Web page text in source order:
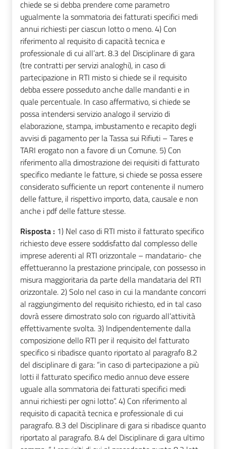
chiede se si debba prendere come parametro
ugualmente la sommatoria dei fatturati specifici medi
annui richiesti per ciascun lotto o meno. 4) Con
riferimento al requisito di capacità tecnica e
professionale di cui all’art. 8.3 del Disciplinare di gara
(tre contratti per servizi analoghi), in caso di
partecipazione in RTI misto si chiede se il requisito
debba essere posseduto anche dalle mandanti e in
quale percentuale. In caso affermativo, si chiede se
possa intendersi servizio analogo il servizio di
elaborazione, stampa, imbustamento e recapito degli
avvisi di pagamento per la Tassa sui Rifiuti – Tares e
TARI erogato non a favore di un Comune. 5) Con
riferimento alla dimostrazione dei requisiti di fatturato
specifico mediante le fatture, si chiede se possa essere
considerato sufficiente un report contenente il numero
delle fatture, il rispettivo importo, data, causale e non
anche i pdf delle fatture stesse.
Risposta : 1) Nel caso di RTI misto il fatturato specifico
richiesto deve essere soddisfatto dal complesso delle
imprese aderenti al RTI orizzontale – mandatario- che
effettueranno la prestazione principale, con possesso in
misura maggioritaria da parte della mandataria del RTI
orizzontale. 2) Solo nel caso in cui la mandante concorri
al raggiungimento del requisito richiesto, ed in tal caso
dovrà essere dimostrato solo con riguardo all’attività
effettivamente svolta. 3) Indipendentemente dalla
composizione dello RTI per il requisito del fatturato
specifico si ribadisce quanto riportato al paragrafo 8.2
del disciplinare di gara: “in caso di partecipazione a più
lotti il fatturato specifico medio annuo deve essere
uguale alla sommatoria dei fatturati specifici medi
annui richiesti per ogni lotto”. 4) Con riferimento al
requisito di capacità tecnica e professionale di cui
paragrafo. 8.3 del Disciplinare di gara si ribadisce quanto
riportato al paragrafo. 8.4 del Disciplinare di gara ultimo